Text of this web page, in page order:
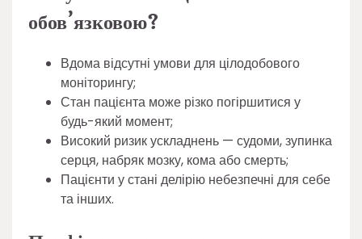
обов’язковою?
Вдома відсутні умови для цілодобового
моніторингу;
Стан пацієнта може різко погіршитися у
будь-який момент;
Високий ризик ускладнень — судоми, зупинка
серця, набряк мозку, кома або смерть;
Пацієнти у стані делірію небезпечні для себе
та інших.